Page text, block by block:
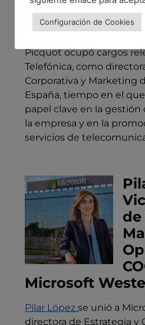
digitales.
Picquot ocupó cargos
Telefónica, como
Corporativa y Marketing
España, tiempo en el
papel clave en la
la empresa y en la
servicios de
de
Microsoft
Pilar López se unió a
directora de Estrategia y
Configuración de Cookies